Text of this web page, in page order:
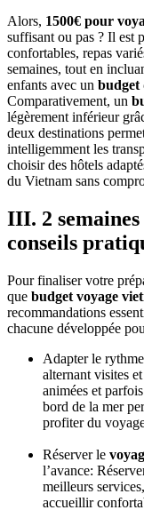
Alors, 1500€ pour
suffisant ou pas ? Il est
confortables, repas
semaines, tout en
enfants avec un budget
Comparativement, un
légèrement inférieur
deux destinations
intelligemment les
choisir des hôtels
du Vietnam sans
III. 2
conseils
Pour finaliser votre
que budget voyage
recommandations
chacune développée
Adapter le
alternant visites
animées et
bord de la mer
profiter du
Réserver le
l’avance:
meilleurs
accueillir